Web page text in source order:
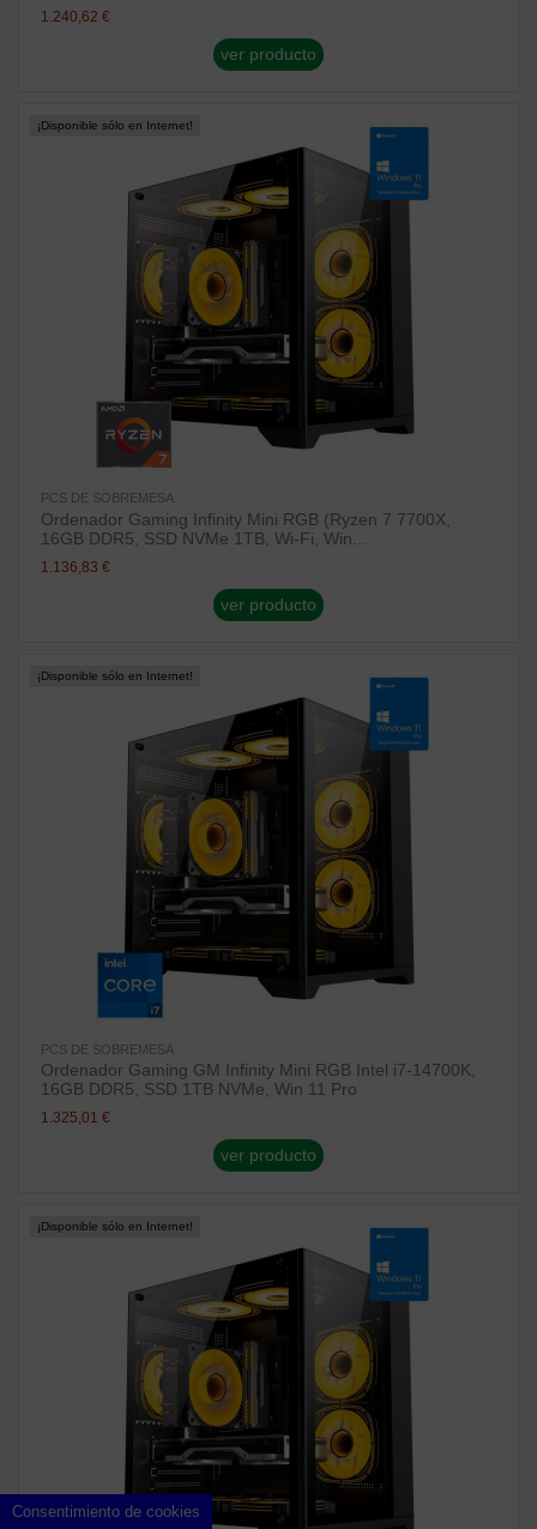
1.240,62 €
ver producto
¡Disponible sólo en Internet!
PCS DE SOBREMESA
Ordenador Gaming Infinity Mini RGB (Ryzen 7 7700X,
16GB DDR5, SSD NVMe 1TB, Wi-Fi, Win...
1.136,83 €
ver producto
¡Disponible sólo en Internet!
PCS DE SOBREMESA
Ordenador Gaming GM Infinity Mini RGB Intel i7-14700K,
16GB DDR5, SSD 1TB NVMe, Win 11 Pro
1.325,01 €
ver producto
¡Disponible sólo en Internet!
Consentimiento de cookies